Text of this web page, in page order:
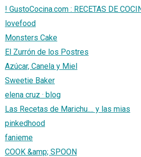
! GustoCocina.com : RECETAS DE
lovefood
Monsters Cake
El Zurrón de los Postres
Azúcar, Canela y Miel
Sweetie Baker
elena cruz · blog
Las Recetas de Marichu.... y las mias
pinkedhood
fanieme
COOK &amp; SPOON